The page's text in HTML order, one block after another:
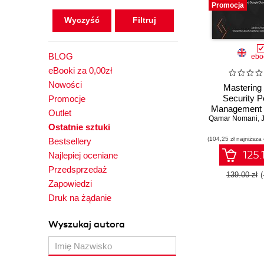
Wyczyść
BLOG
eBooki za 0,00zł
Nowości
Promocje
Outlet
Ostatnie sztuki
Bestsellery
Najlepiej oceniane
Przedsprzedaż
Zapowiedzi
Druk na żądanie
Wyszukaj autora
Promocja
Mastering
Security
Secure
AWS,
Google
proven
Qamar Nomani,
(104,25 zł
139.00 zł